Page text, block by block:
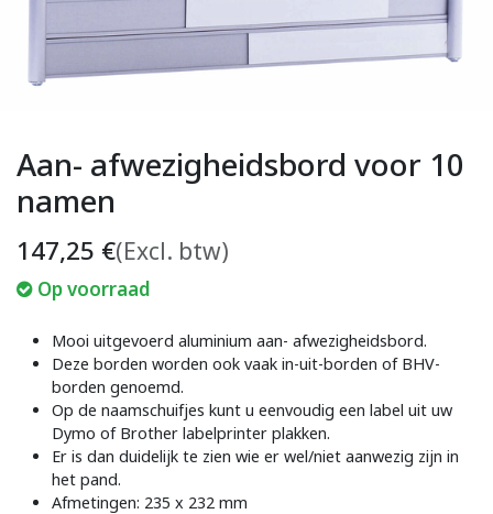
Aan- afwezigheidsbord voor 10
namen
147,25 €(Excl. btw)
Op voorraad
Mooi uitgevoerd aluminium aan- afwezigheidsbord.
Deze borden worden ook vaak in-uit-borden of BHV-
borden genoemd.
Op de naamschuifjes kunt u eenvoudig een label uit uw
Dymo of Brother labelprinter plakken.
Er is dan duidelijk te zien wie er wel/niet aanwezig zijn in
het pand.
Afmetingen: 235 x 232 mm